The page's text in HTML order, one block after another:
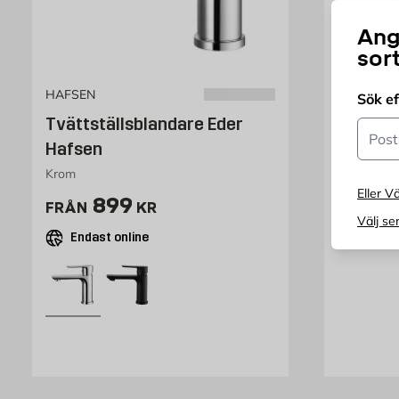
Sök
Eller
Välj
HAFSEN
Tvättställsblandare Eder
Hafsen
Krom
FRÅN Pris 899 kr
899 KR
Endast online
FM
Pris
1 199